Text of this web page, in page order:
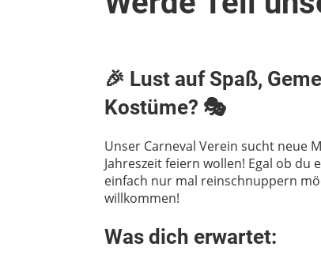
🎉 Lust auf Spaß,
Kostüme? 🎭
Unser Carneval Verein sucht neue
Jahreszeit feiern wollen! Egal ob du
einfach nur mal reinschnuppern
willkommen!
Was dich erwartet: